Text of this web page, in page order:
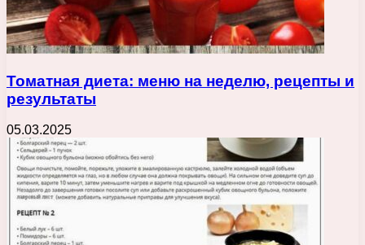
Томатная диета: меню на неделю, рецепты и
результаты
05.03.2025